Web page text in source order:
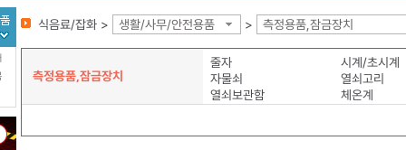
식음료/잡화 > 생활/사무/안전용품 > 측정용품,잠금장치
측정용품,잠금장치
줄자
시계/초시계
자물쇠
열쇠고리
열쇠보관함
체온계